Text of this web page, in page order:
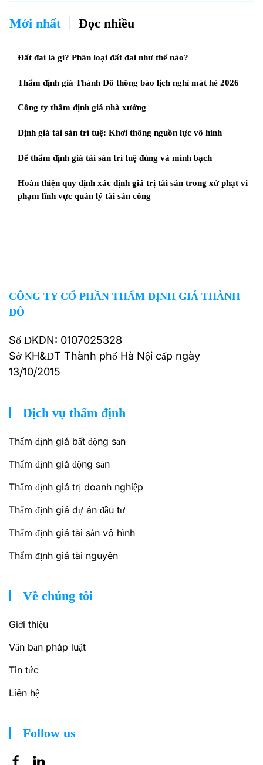
Mới nhất Đọc nhiều
Đất đai là gì? Phân loại đất đai như thế nào?
Thẩm định giá Thành Đô thông báo lịch nghỉ mát hè 2026
Công ty thẩm định giá nhà xưởng
Định giá tài sản trí tuệ: Khơi thông nguồn lực vô hình
Để thẩm định giá tài sản trí tuệ đúng và minh bạch
Hoàn thiện quy định xác định giá trị tài sản trong xử phạt vi
phạm lĩnh vực quản lý tài sản công
CÔNG TY CỔ PHẦN THẨM ĐỊNH GIÁ THÀNH
ĐÔ
Số ĐKDN: 0107025328
Sở KH&ĐT Thành phố Hà Nội cấp ngày
13/10/2015
Dịch vụ thẩm định
Thẩm định giá bất động sản
Thẩm định giá động sản
Thẩm định giá trị doanh nghiệp
Thẩm định giá dự án đầu tư
Thẩm định giá tài sản vô hình
Thẩm định giá tài nguyên
Về chúng tôi
Giới thiệu
Văn bản pháp luật
Tin tức
Liên hệ
Follow us